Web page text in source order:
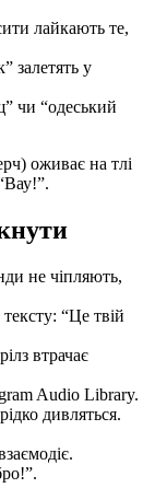
лайкають те,
залетять у
чи “одеський
оживає на тлі
не чіпляють,
“Це твій
втрачає
Audio Library.
дивляться.